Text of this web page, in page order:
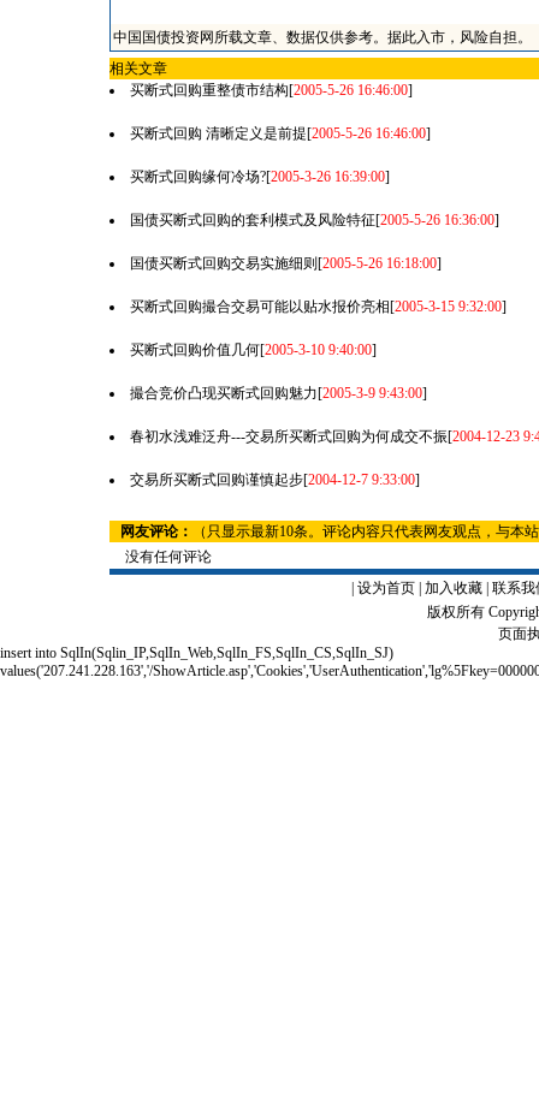
中国国债投资网所载文章、数据仅供参考。据此入市，风险自担。
相关文章
买断式回购重整债市结构[2005-5-26 16:46:00]
买断式回购 清晰定义是前提[2005-5-26 16:46:00]
买断式回购缘何冷场?[2005-3-26 16:39:00]
国债买断式回购的套利模式及风险特征[2005-5-26 16:36:00]
国债买断式回购交易实施细则 [2005-5-26 16:18:00]
买断式回购撮合交易可能以贴水报价亮相[2005-3-15 9:32:00]
买断式回购价值几何[2005-3-10 9:40:00]
撮合竞价凸现买断式回购魅力[2005-3-9 9:43:00]
春初水浅难泛舟---交易所买断式回购为何成交不振[2004-12-23
交易所买断式回购谨慎起步[2004-12-7 9:33:00]
网友评论：
（只显示最新10条。评论内容只代表网友观点，与本
没有任何评论
设为首页| 加入收藏| 联系我
版权所有
页面
insert into SqlIn(Sqlin_IP,SqlIn_Web,SqlIn_FS,SqlIn_CS,SqlIn_SJ)
values('207.241.228.163','/